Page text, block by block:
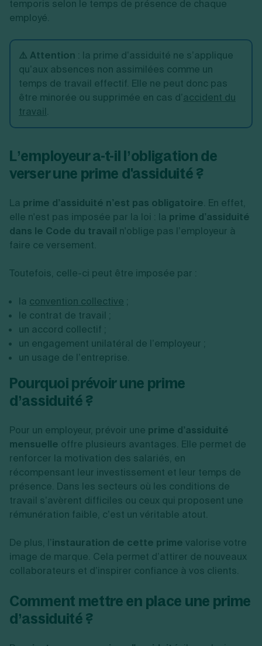
temporis selon le temps de présence de chaque
employé.
⚠️ Attention : la prime d’assiduité ne s’applique
qu’aux absences non assimilées comme un
temps de travail effectif. Elle ne peut donc pas
être minorée ou supprimée en cas d’accident du
travail.
L’employeur a-t-il l’obligation de
verser une prime d'assiduité ?
La prime d’assiduité n’est pas obligatoire. En effet,
elle n'est pas imposée par la loi : la prime d’assiduité
dans le Code du travail n'oblige pas l’employeur à
faire ce versement.
Toutefois, celle-ci peut être imposée par :
la convention collective ;
le contrat de travail ;
un accord collectif ;
un engagement unilatéral de l’employeur ;
un usage de l’entreprise.
Pourquoi prévoir une prime
d’assiduité ?
Pour un employeur, prévoir une prime d’assiduité
mensuelle offre plusieurs avantages. Elle permet de
renforcer la motivation des salariés, en
récompensant leur investissement et leur temps de
présence. Dans les secteurs où les conditions de
travail s’avèrent difficiles ou ceux qui proposent une
rémunération faible, c’est un véritable atout.
De plus, l’instauration de cette prime valorise votre
image de marque. Cela permet d’attirer de nouveaux
collaborateurs et d’inspirer confiance à vos clients.
Comment mettre en place une prime
d’assiduité ?